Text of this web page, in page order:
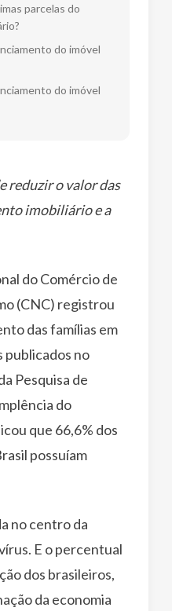
parcelas do
do imóvel
do imóvel
reduzir o valor das
imobiliário e a
do Comércio de
(CNC) registrou
das famílias em
publicados no
Pesquisa de
do
que 66,6% dos
possuíam
no centro da
E o percentual
dos brasileiros,
da economia